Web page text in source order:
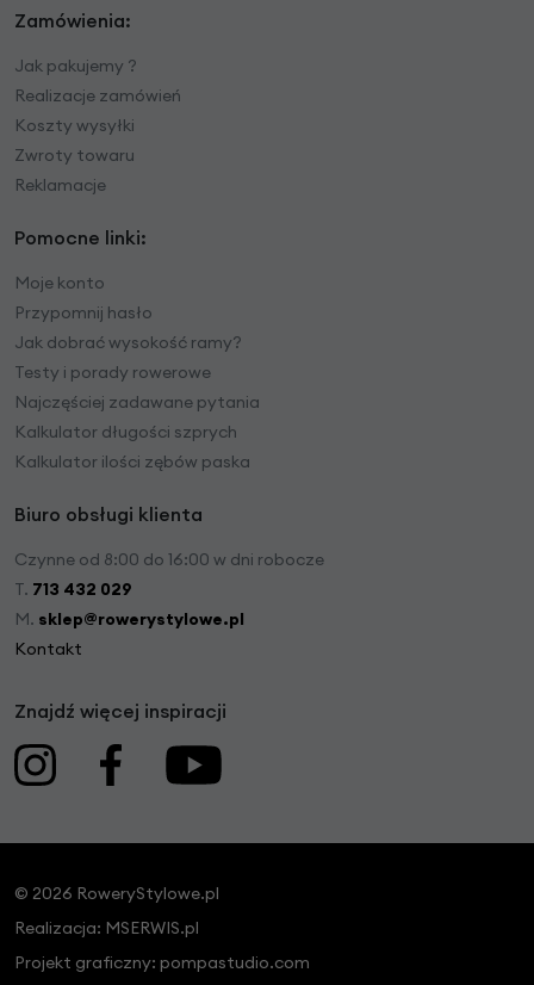
Zamówienia:
Jak pakujemy ?
Realizacje zamówień
Koszty wysyłki
Zwroty towaru
Reklamacje
Pomocne linki:
Moje konto
Przypomnij hasło
Jak dobrać wysokość ramy?
Testy i porady rowerowe
Najczęściej zadawane pytania
Kalkulator długości szprych
Kalkulator ilości zębów paska
Biuro obsługi klienta
Czynne od 8:00 do 16:00 w dni robocze
T. 713 432 029
M. sklep@rowerystylowe.pl
Kontakt
Znajdź więcej inspiracji
© 2026 RoweryStylowe.pl
Realizacja: MSERWIS.pl
Projekt graficzny: pompastudio.com